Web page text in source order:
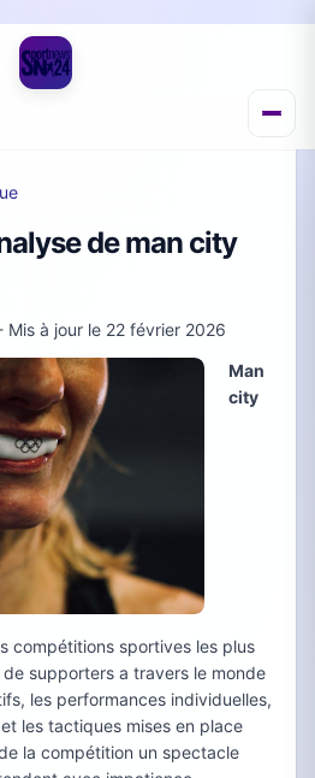
de man city
Mis à jour le 22 février 2026
Man
city
compétitions sportives les plus
supporters a travers le monde
les performances individuelles,
les tactiques mises en place
la compétition un spectacle